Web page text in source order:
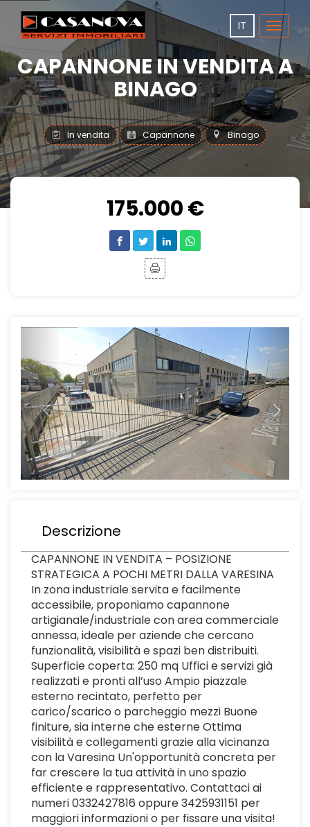
Toggle
IT
CAPANNONE IN VENDITA A
BINAGO
In vendita Capannone Binago
175.000 €
Previous
Descrizione
CAPANNONE IN VENDITA – POSIZIONE
STRATEGICA A POCHI METRI DALLA VARESINA
In zona industriale servita e facilmente
accessibile, proponiamo capannone
artigianale/industriale con area commerciale
annessa, ideale per aziende che cercano
funzionalità, visibilità e spazi ben distribuiti.
Superficie coperta: 250 mq Uffici e servizi già
realizzati e pronti all’uso Ampio piazzale
esterno recintato, perfetto per
carico/scarico o parcheggio mezzi Buone
finiture, sia interne che esterne Ottima
visibilità e collegamenti grazie alla vicinanza
con la Varesina Un'opportunità concreta per
far crescere la tua attività in uno spazio
efficiente e rappresentativo. Contattaci ai
numeri 0332427816 oppure 3425931151 per
maggiori informazioni o per fissare una visita!